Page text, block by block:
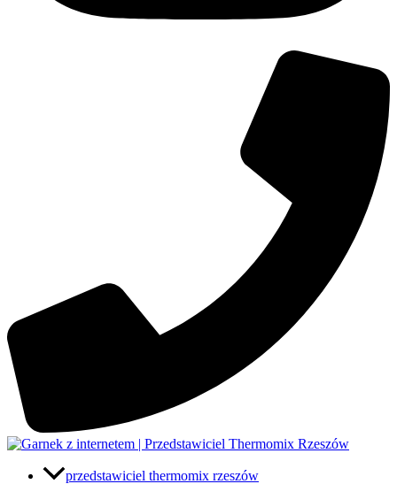
przedstawiciel thermomix rzeszów